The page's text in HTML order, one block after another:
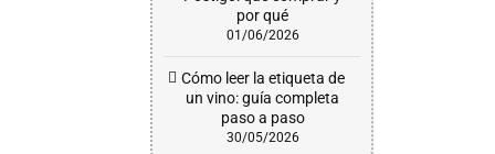
por qué
01/06/2026
Cómo leer la etiqueta de
un vino: guía completa
paso a paso
30/05/2026